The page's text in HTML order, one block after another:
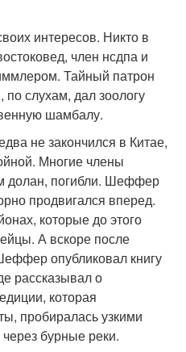
интересов. Никто в
член нсдпа и
Тайный патрон
слухам, дал зоологу
шамбалу.
не закончился в Китае,
Многие члены
долан, погибли. Шеффер
продвигался вперед.
которые до этого
А вскоре после
опубликовал книгу
рассказывал о
которая
пробиралась узкими
бурные реки.